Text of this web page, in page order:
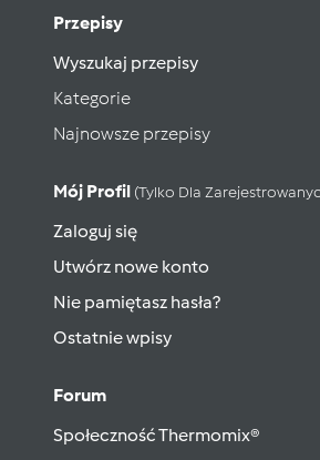
Przepisy
Wyszukaj przepisy
Kategorie
Najnowsze przepisy
Mój Profil (tylko Dla
Zaloguj się
Utwórz nowe konto
Nie pamiętasz hasła?
Ostatnie wpisy
Forum
Społeczność Thermomix®